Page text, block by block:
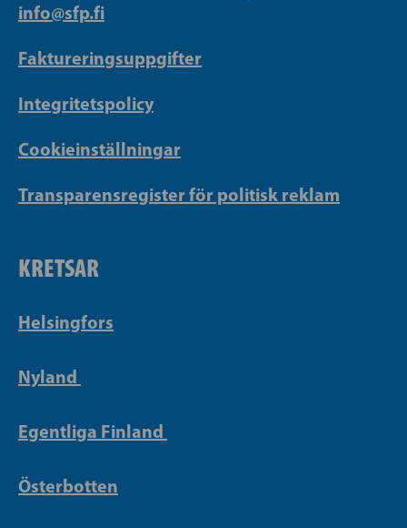
info@sfp.fi
Faktureringsuppgifter
Integritetspolicy
Cookieinställningar
Transparensregister för politisk reklam
KRETSAR
Helsingfors
Nyland
Egentliga Finland
Österbotten